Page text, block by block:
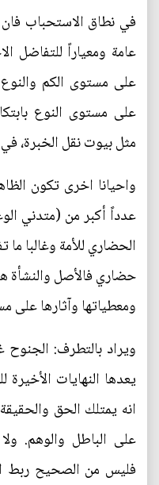
في نطاق الاستحباب
عامة ومعياراً للتفاضل
على مستوى الكم والنوع
على مستوى النوع
مثل بيوت نقل الخبرة،
واحيانا اخرى تكون
عدداً أكبر من (متدني
الحضاري للأمة وغالبا
حضاري فالأصل والنشأة
ومعطياتها وآثارها على
ويراد بالتطرف: الجنوح
يعدها النهايات
انه يمتلك الحق
على الباطل والوهم.
فليس من الصحيح ربط